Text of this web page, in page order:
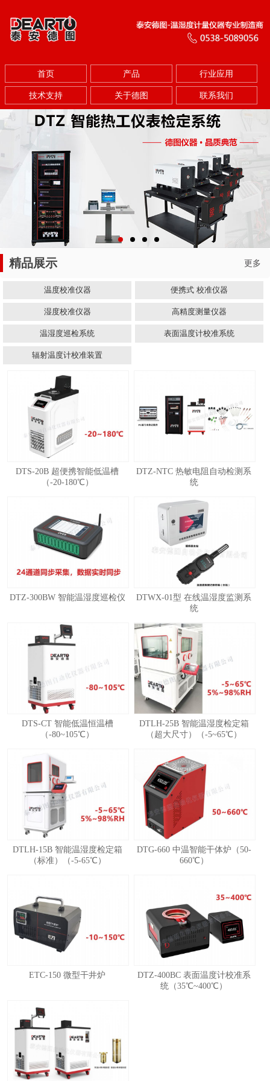
首页 产品 行业应用
技术支持 关于德图 联系我们
3 4
精品展示 更多
温度校准仪器 便携式 校准仪器
湿度校准仪器 高精度测量仪器
温湿度巡检系统 表面温度计校准系统
辐射温度计校准装置
DTS-20B 超便携智能低温槽
（-20-180℃）
DTZ-NTC 热敏电阻自动检测系
统
DTZ-300BW 智能温湿度巡检仪
DTWX-01型 在线温湿度监测系
统
DTS-CT 智能低温恒温槽
（-80~105℃）
DTLH-25B 智能温湿度检定箱
（超大尺寸）（-5~65℃）
DTLH-15B 智能温湿度检定箱
（标准）（-5-65℃）
DTG-660 中温智能干体炉（50-
660℃）
ETC-150 微型干井炉
DTZ-400BC 表面温度计校准系
统（35℃~400℃）